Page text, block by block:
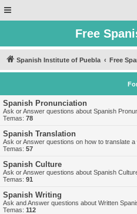
Free
Spanish Institute of Puebla Free
Spanish Pronunciation
Ask or Answer questions about Spanish
Temas: 78
Spanish Translation
Ask or Answer questions on how to translate
Temas: 57
Spanish Culture
Ask or Answer questions about Spanish
Temas: 91
Spanish Writing
Ask and Answer questions about Written
Temas: 112